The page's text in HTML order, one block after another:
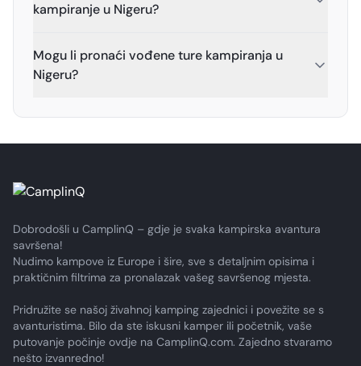
kampiranje u Nigeru?
Mogu li pronaći vođene ture kampiranja u
Nigeru?
Dobrodošli u CamplinQ – gdje je svaka kampirska avantura
savršena!
Nudimo kampove iz Europe i šire, sve s detaljnim opisima i
praktičnim filtrima za pronalazak vašeg savršenog mjesta.
Pridružite se našoj živahnoj kamping zajednici i povežite se s
avanturistima. Bilo da ste iskusni kamper ili početnik, vaše
putovanje počinje ovdje na CamplinQ.com. Zajedno stvaramo
nešto izvanredno!